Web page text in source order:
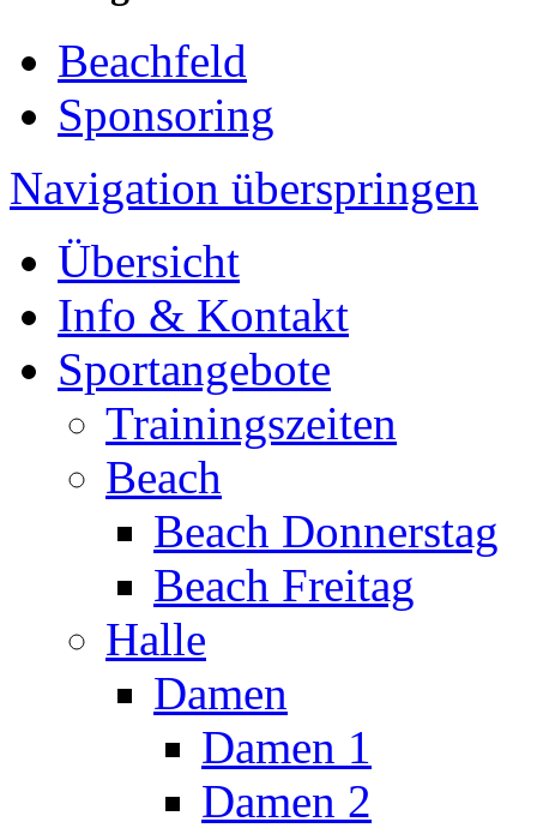
Beachfeld
Sponsoring
Navigation überspringen
Übersicht
Info & Kontakt
Sportangebote
Trainingszeiten
Beach
Beach Donnerstag
Beach Freitag
Halle
Damen
Damen 1
Damen 2